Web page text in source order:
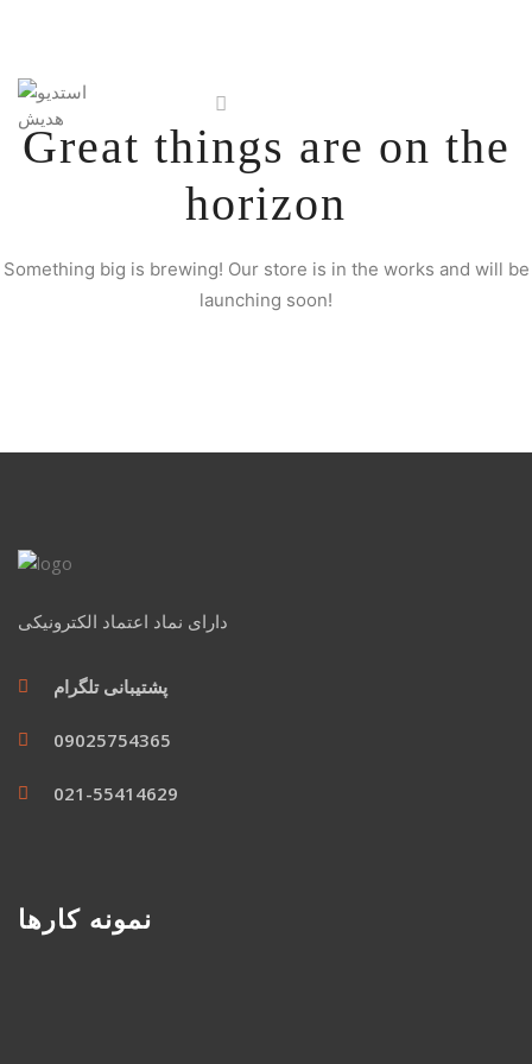
Great things are on the
horizon
Something big is brewing! Our store is in the works and will be
launching soon!
دارای نماد اعتماد الکترونیکی
پشتیبانی تلگرام
09025754365
021-55414629
نمونه کارها